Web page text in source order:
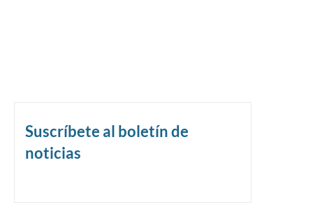
Suscríbete al boletín de
noticias